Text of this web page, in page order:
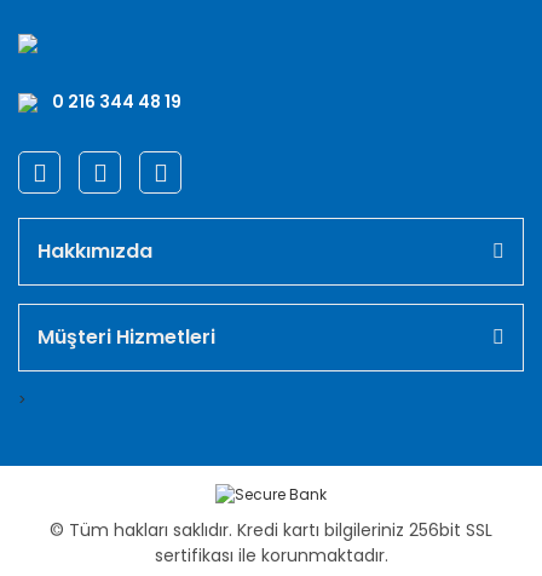
0 216 344 48 19
Hakkımızda
Müşteri Hizmetleri
>
© Tüm hakları saklıdır. Kredi kartı bilgileriniz 256bit SSL
sertifikası ile korunmaktadır.